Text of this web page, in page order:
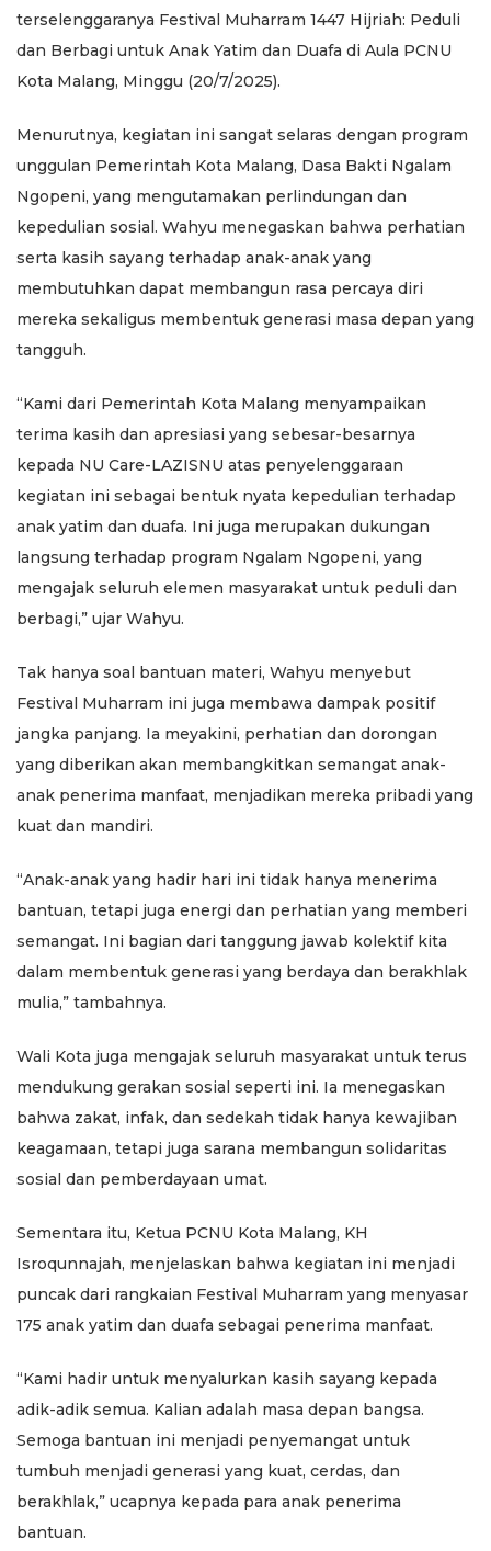
terselenggaranya Festival Muharram 1447 Hijriah: Peduli
dan Berbagi untuk Anak Yatim dan Duafa di Aula PCNU
Kota Malang, Minggu (20/7/2025).
Menurutnya, kegiatan ini sangat selaras dengan program
unggulan Pemerintah Kota Malang, Dasa Bakti Ngalam
Ngopeni, yang mengutamakan perlindungan dan
kepedulian sosial. Wahyu menegaskan bahwa perhatian
serta kasih sayang terhadap anak-anak yang
membutuhkan dapat membangun rasa percaya diri
mereka sekaligus membentuk generasi masa depan yang
tangguh.
“Kami dari Pemerintah Kota Malang menyampaikan
terima kasih dan apresiasi yang sebesar-besarnya
kepada NU Care-LAZISNU atas penyelenggaraan
kegiatan ini sebagai bentuk nyata kepedulian terhadap
anak yatim dan duafa. Ini juga merupakan dukungan
langsung terhadap program Ngalam Ngopeni, yang
mengajak seluruh elemen masyarakat untuk peduli dan
berbagi,” ujar Wahyu.
Tak hanya soal bantuan materi, Wahyu menyebut
Festival Muharram ini juga membawa dampak positif
jangka panjang. Ia meyakini, perhatian dan dorongan
yang diberikan akan membangkitkan semangat anak-
anak penerima manfaat, menjadikan mereka pribadi yang
kuat dan mandiri.
“Anak-anak yang hadir hari ini tidak hanya menerima
bantuan, tetapi juga energi dan perhatian yang memberi
semangat. Ini bagian dari tanggung jawab kolektif kita
dalam membentuk generasi yang berdaya dan berakhlak
mulia,” tambahnya.
Wali Kota juga mengajak seluruh masyarakat untuk terus
mendukung gerakan sosial seperti ini. Ia menegaskan
bahwa zakat, infak, dan sedekah tidak hanya kewajiban
keagamaan, tetapi juga sarana membangun solidaritas
sosial dan pemberdayaan umat.
Sementara itu, Ketua PCNU Kota Malang, KH
Isroqunnajah, menjelaskan bahwa kegiatan ini menjadi
puncak dari rangkaian Festival Muharram yang menyasar
175 anak yatim dan duafa sebagai penerima manfaat.
“Kami hadir untuk menyalurkan kasih sayang kepada
adik-adik semua. Kalian adalah masa depan bangsa.
Semoga bantuan ini menjadi penyemangat untuk
tumbuh menjadi generasi yang kuat, cerdas, dan
berakhlak,” ucapnya kepada para anak penerima
bantuan.